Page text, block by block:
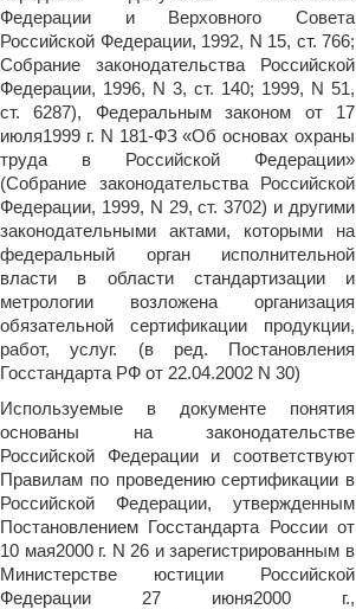
Федерации и Верховного Совета
Российской Федерации, 1992, N 15, ст. 766;
Собрание законодательства Российской
Федерации, 1996, N 3, ст. 140; 1999, N 51,
ст. 6287), Федеральным законом от 17
июля1999 г. N 181-ФЗ «Об основах охраны
труда в Российской Федерации»
(Собрание законодательства Российской
Федерации, 1999, N 29, ст. 3702) и другими
законодательными актами, которыми на
федеральный орган исполнительной
власти в области стандартизации и
метрологии возложена организация
обязательной сертификации продукции,
работ, услуг. (в ред. Постановления
Госстандарта РФ от 22.04.2002 N 30)
Используемые в документе понятия
основаны на законодательстве
Российской Федерации и соответствуют
Правилам по проведению сертификации в
Российской Федерации, утвержденным
Постановлением Госстандарта России от
10 мая2000 г. N 26 и зарегистрированным в
Министерстве юстиции Российской
Федерации 27 июня2000 г.,